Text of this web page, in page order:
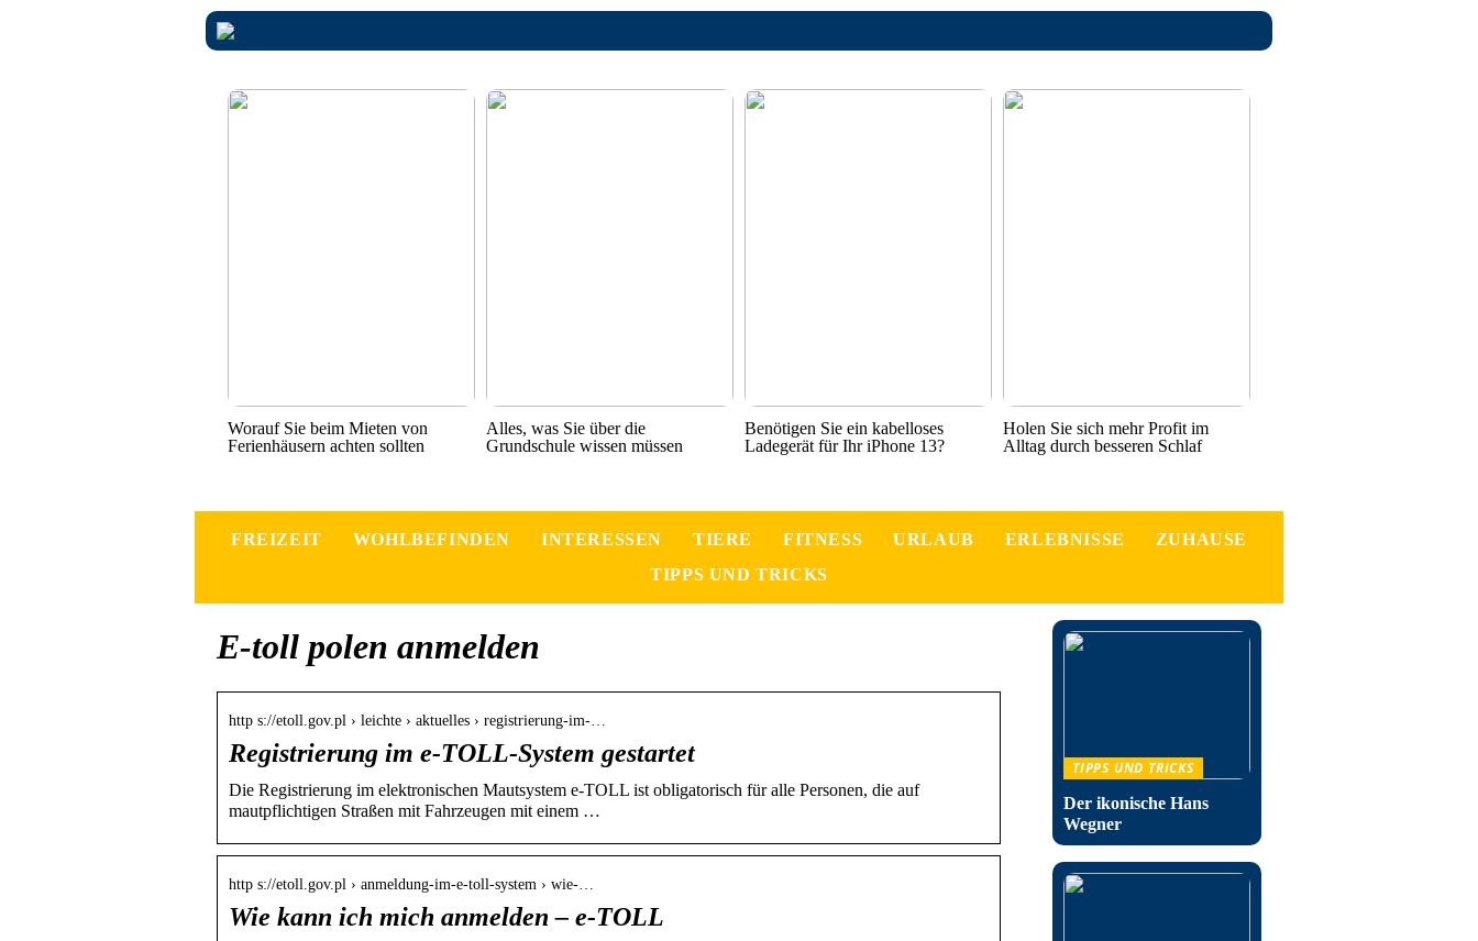
Worauf Sie beim Mieten von
Ferienhäusern achten sollten
Alles, was Sie über die
Grundschule wissen müssen
Benötigen Sie ein kabelloses
Ladegerät für Ihr iPhone 13?
Holen Sie sich mehr Profit im
Alltag durch besseren Schlaf
FREIZEIT WOHLBEFINDEN INTERESSEN TIERE FITNESS URLAUB ERLEBNISSE
ZUHAUSE
TIPPS UND TRICKS
E-toll polen anmelden
http s://etoll.gov.pl › leichte › aktuelles › registrierung-im-…
Registrierung im e-TOLL-System gestartet
Die Registrierung im elektronischen Mautsystem e-TOLL ist obligatorisch für alle Personen, die auf
mautpflichtigen Straßen mit Fahrzeugen mit einem …
http s://etoll.gov.pl › anmeldung-im-e-toll-system › wie-…
Wie kann ich mich anmelden – e-TOLL
TIPPS UND TRICKS
Der ikonische Hans
Wegner